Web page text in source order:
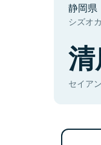
静岡県
シズオ
セイア